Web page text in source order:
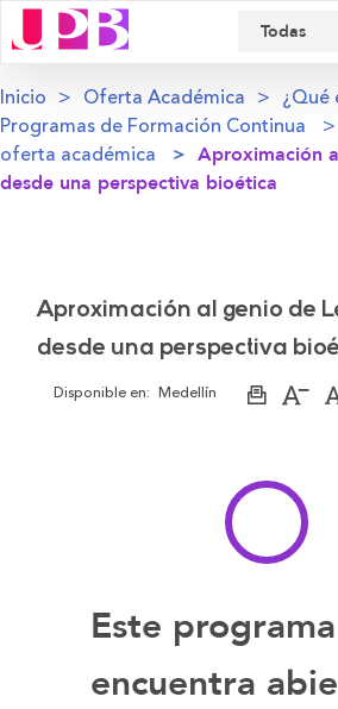
Inicio Oferta Académica
¿Qué
Programas de Formación Continua
oferta académica
Aproximación
desde una perspectiva bioética
Aproximación al genio de
desde una perspectiva
Disponible en: Medellín
Imprimir
Este
encuentra